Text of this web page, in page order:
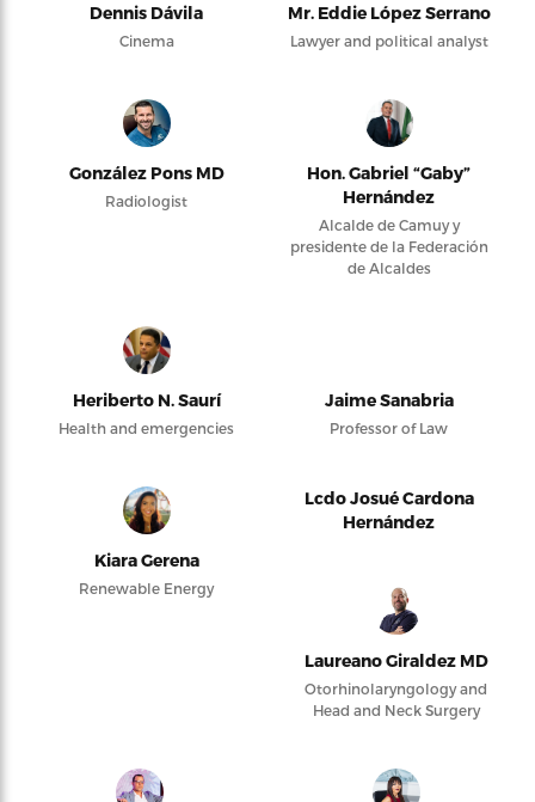
Dennis Dávila
Cinema
Mr. Eddie López Serrano
Lawyer and political analyst
González Pons MD
Radiologist
Hon. Gabriel “Gaby”
Hernández
Alcalde de Camuy y
presidente de la Federación
de Alcaldes
Heriberto N. Saurí
Health and emergencies
Jaime Sanabria
Professor of Law
Kiara Gerena
Renewable Energy
Lcdo Josué Cardona
Hernández
Laureano Giraldez MD
Otorhinolaryngology and
Head and Neck Surgery